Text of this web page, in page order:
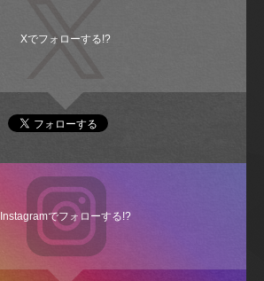
Xでフォローする!?
Instagramでフォローする!?